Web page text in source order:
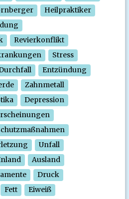
Heilpraktiker
Revierkonflikt
Stress
Entzündung
Zahnmetall
Depression
Unfall
Ausland
Druck
Fett
Eiweiß